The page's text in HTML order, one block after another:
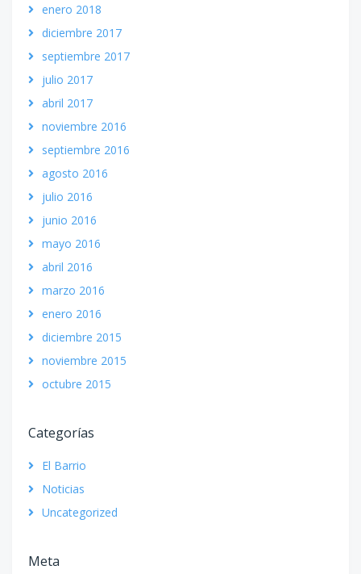
enero 2018
diciembre 2017
septiembre 2017
julio 2017
abril 2017
noviembre 2016
septiembre 2016
agosto 2016
julio 2016
junio 2016
mayo 2016
abril 2016
marzo 2016
enero 2016
diciembre 2015
noviembre 2015
octubre 2015
Categorías
El Barrio
Noticias
Uncategorized
Meta